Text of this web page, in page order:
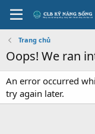
Trang chủ
Oops! We ran
An error occurred
try again later.